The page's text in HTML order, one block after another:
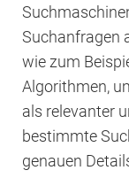
Suchanfragen
wie zum
Algorithmen,
als relevanter
bestimmte
genauen